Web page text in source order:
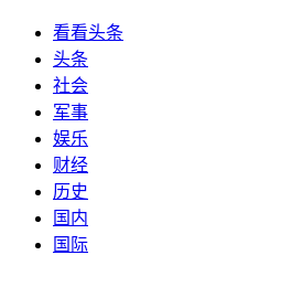
看看头条
头条
社会
军事
娱乐
财经
历史
国内
国际